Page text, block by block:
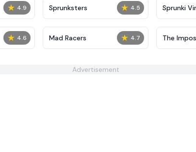
★ 4.9 ★ 4.5
Sprunksters Sprunki
★ 4.6 ★ 4.7
Mad Racers The
Advertisement